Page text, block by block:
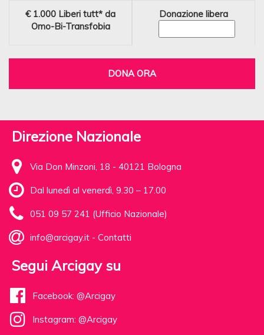
€ 1.000 Liberi tutt* da
Omo-Bi-Transfobia
Donazione libera
DONA ORA
Direzione Nazionale
Via Don Minzoni, 18 - 40121 Bologna
Dal lunedì al venerdì, 9.30 – 17.00
051 09 57 241 (Ufficio Nazionale)
info@arcigay.it - Contatti
Segui Arcigay su
Facebook: @Arcigay
Instagram: @Arcigay